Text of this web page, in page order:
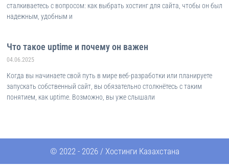
сталкиваетесь с вопросом: как выбрать хостинг для сайта, чтобы он был
надежным, удобным и
Что такое uptime и почему он важен
04.06.2025
Когда вы начинаете свой путь в мире веб-разработки или планируете
запускать собственный сайт, вы обязательно столкнётесь с таким
понятием, как uptime. Возможно, вы уже слышали
© 2022 - 2026 / Хостинги Казахстана